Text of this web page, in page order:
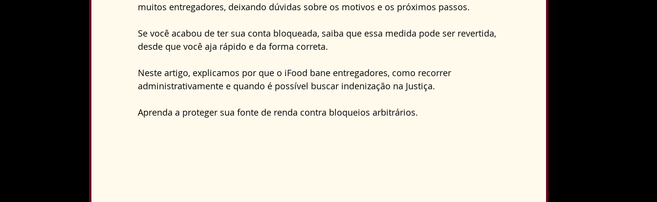
Direito Constitucional Direito Administrativo Direito da Saúde condo Direito Condominial
muitos entregadores, deixando dúvidas sobre os motivos e os próximos passos.
Se você acabou de ter sua conta bloqueada, saiba que essa medida pode ser revertida,
desde que você aja rápido e da forma correta.
Neste artigo, explicamos por que o iFood bane entregadores, como recorrer
administrativamente e quando é possível buscar indenização na Justiça.
Aprenda a proteger sua fonte de renda contra bloqueios arbitrários.